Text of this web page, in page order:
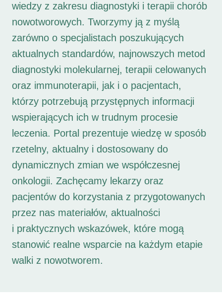
wiedzy z zakresu diagnostyki i terapii chorób
nowotworowych. Tworzymy ją z myślą
zarówno o specjalistach poszukujących
aktualnych standardów, najnowszych metod
diagnostyki molekularnej, terapii celowanych
oraz immunoterapii, jak i o pacjentach,
którzy potrzebują przystępnych informacji
wspierających ich w trudnym procesie
leczenia. Portal prezentuje wiedzę w sposób
rzetelny, aktualny i dostosowany do
dynamicznych zmian we współczesnej
onkologii. Zachęcamy lekarzy oraz
pacjentów do korzystania z przygotowanych
przez nas materiałów, aktualności
i praktycznych wskazówek, które mogą
stanowić realne wsparcie na każdym etapie
walki z nowotworem.